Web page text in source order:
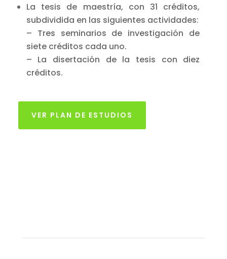
La tesis de maestría, con 31 créditos,
subdividida en las siguientes actividades:
– Tres seminarios de investigación de
siete créditos cada uno.
– La disertación de la tesis con diez
créditos.
VER PLAN DE ESTUDIOS